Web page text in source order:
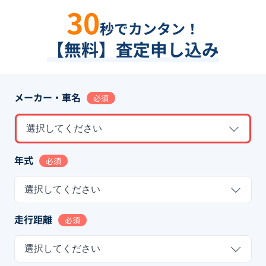
30秒でカンタン！
【無料】査定申し込み
メーカー・車名 必須
選択してください
年式 必須
選択してください
走行距離 必須
選択してください